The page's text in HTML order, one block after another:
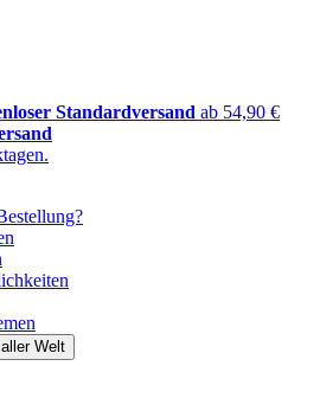
Standardversand ab 54,90 €